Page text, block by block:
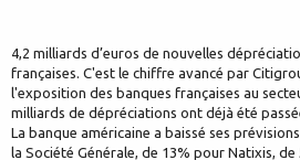
4,2 milliards d’euros de nouvelles
françaises. C'est le chiffre avancé par
l'exposition des banques françaises au
milliards de dépréciations ont déjà été
La banque américaine a baissé ses
la Société Générale, de 13% pour Natixis,